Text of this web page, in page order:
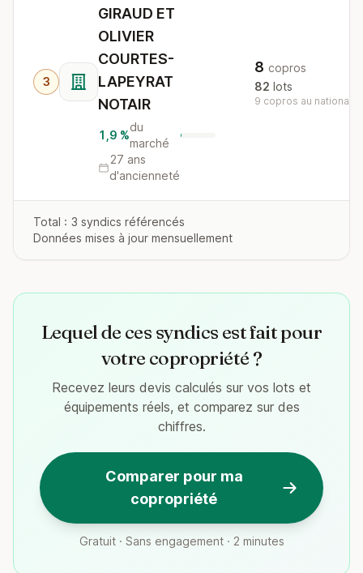
3
GIRAUD ET
OLIVIER
COURTES-
LAPEYRAT
NOTAIR
1,9 %
du
marché
27 ans
d'ancienneté
8 copros
82 lots
9 copros au national
Total : 3 syndics référencés
Données mises à jour mensuellement
Lequel de ces syndics est fait pour
votre copropriété ?
Recevez leurs devis calculés sur vos lots et
équipements réels, et comparez sur des
chiffres.
Comparer pour ma
copropriété
Gratuit · Sans engagement · 2 minutes